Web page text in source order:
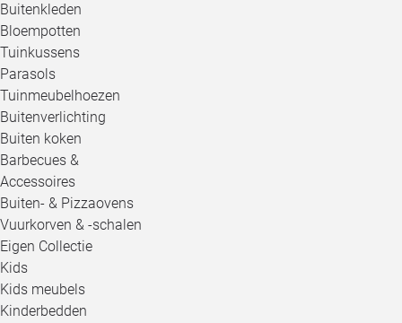
Buitenkleden
Bloempotten
Tuinkussens
Parasols
Tuinmeubelhoezen
Buitenverlichting
Buiten koken
Barbecues &
Accessoires
Buiten- & Pizzaovens
Vuurkorven & -schalen
Eigen Collectie
Kids
Kids meubels
Kinderbedden